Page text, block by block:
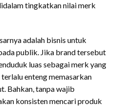
tingkatkan nilai merk
adalah bisnis untuk
publik. Jika brand tersebut
luas sebagai merk yang
enteng memasarkan
Bahkan, tanpa wajib
konsisten mencari produk